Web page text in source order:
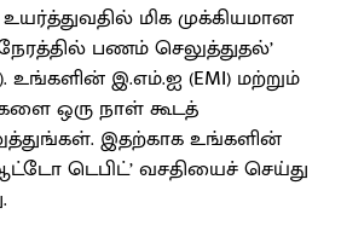
மிக முக்கியமான
பணம் செலுத்துதல்’
உங்களின் இ.எம்.ஐ (EMI) மற்றும்
ஒரு நாள் கூடத்
இதற்காக உங்களின்
டெபிட்’ வசதியைச் செய்து